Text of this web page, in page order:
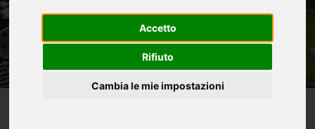
Accetto
Rifiuto
Cambia le mie impostazioni